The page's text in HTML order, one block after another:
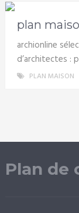
plan
archionline
d’architectes :
PLAN MAISON
Plan de